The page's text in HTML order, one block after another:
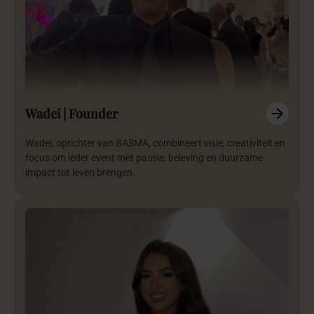
Wadei | Founder
Wadei, oprichter van BASMA, combineert visie, creativiteit en
focus om ieder event met passie, beleving en duurzame
impact tot leven brengen.